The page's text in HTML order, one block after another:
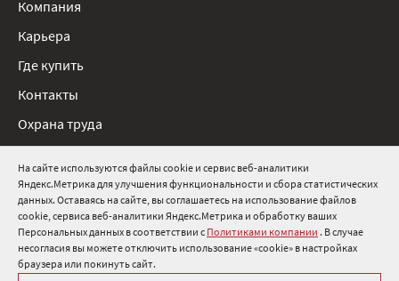
На сайте используются файлы cookie и сервис веб-аналитики
Яндекс.Метрика для улучшения функциональности и сбора статистических
данных. Оставаясь на сайте, вы соглашаетесь на использование файлов
cookie, сервиса веб-аналитики Яндекс.Метрика и обработку ваших
Персональных данных в соответствии с Политиками компании . В случае
несогласия вы можете отключить использование «cookie» в настройках
браузера или покинуть сайт.
8 800 511 91 82
info@onduline.ru
Россия Беларусь Казахстан
Компания
Карьера
Где купить
Контакты
Охрана труда